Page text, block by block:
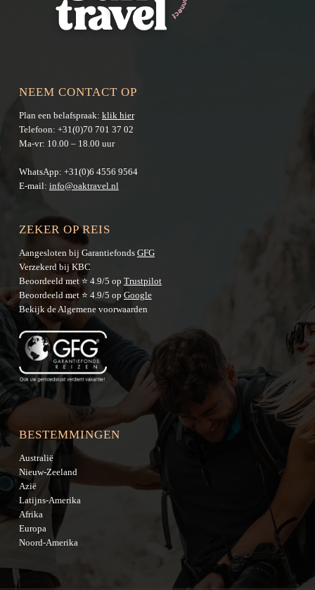
NEEM CONTACT OP
Plan een belafspraak: klik hier
Telefoon: +31(0)70 701 37 02
Ma-vr: 10.00 – 18.00 uur
WhatsApp: +31(0)6 4556 9564
E-mail: info@oaktravel.nl
ZEKER OP REIS
Aangesloten bij Garantiefonds GFG
Verzekerd bij KBC
Beoordeeld met ⭐ 4.9/5 op Trustpilot
Beoordeeld met ⭐ 4.9/5 op Google
Bekijk deAlgemene voorwaarden
BESTEMMINGEN
Australië
Nieuw-Zeeland
Azië
Latijns-Amerika
Afrika
Europa
Noord-Amerika